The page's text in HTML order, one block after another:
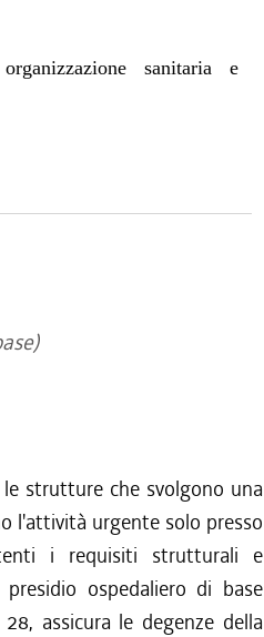
sanitaria e
strutture che svolgono una
l'attività urgente solo presso
i requisiti strutturali e
ospedaliero di base
assicura le degenze della